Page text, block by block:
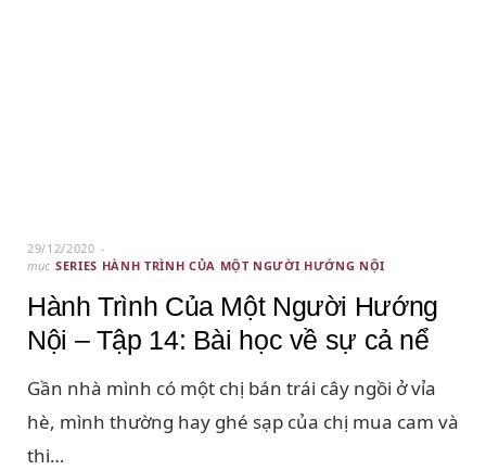
29/12/2020
mục SERIES HÀNH TRÌNH CỦA MỘT NGƯỜI HƯỚNG NỘI
Hành Trình Của Một Người Hướng
Nội – Tập 14: Bài học về sự cả nể
Gần nhà mình có một chị bán trái cây ngồi ở vỉa
hè, mình thường hay ghé sạp của chị mua cam và
thi…